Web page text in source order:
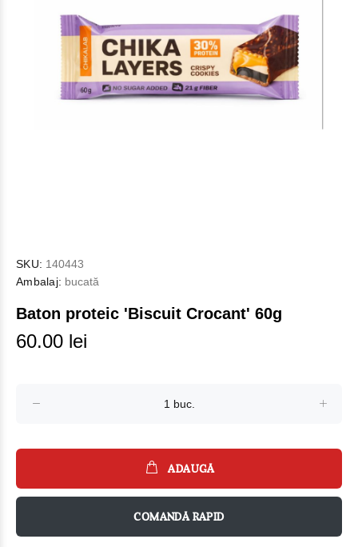
SKU: 140443
Ambalaj: bucată
Baton proteic 'Biscuit Crocant' 60g
60.00 lei
ADAUGĂ
COMANDĂ RAPID